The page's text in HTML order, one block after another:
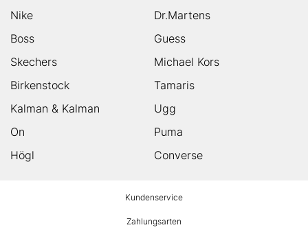
Nike
Dr.Martens
Boss
Guess
Skechers
Michael Kors
Birkenstock
Tamaris
Kalman & Kalman
Ugg
On
Puma
Högl
Converse
Kundenservice
Zahlungsarten